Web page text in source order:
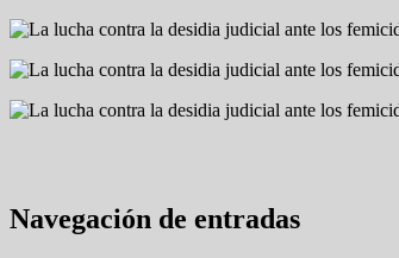
Navegación de entradas